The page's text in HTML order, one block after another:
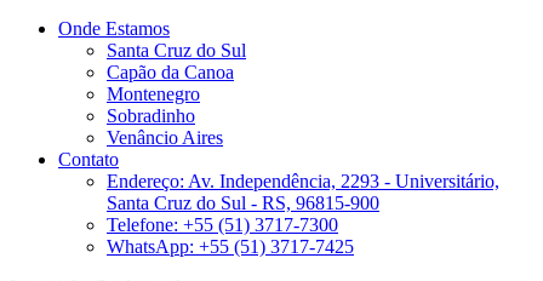
Onde Estamos
Santa Cruz do Sul
Capão da Canoa
Montenegro
Sobradinho
Venâncio Aires
Contato
Endereço: Av. Independência, 2293 - Universitário,
Santa Cruz do Sul - RS, 96815-900
Telefone: +55 (51) 3717-7300
WhatsApp: +55 (51) 3717-7425